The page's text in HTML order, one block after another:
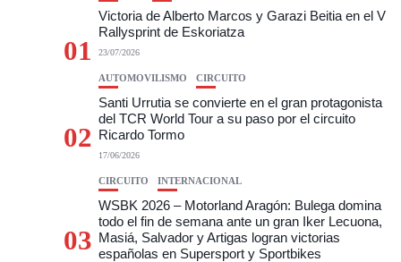
01
Victoria de Alberto Marcos y Garazi Beitia en el V
Rallysprint de Eskoriatza
23/07/2026
02
AUTOMOVILISMO CIRCUITO
Santi Urrutia se convierte en el gran protagonista
del TCR World Tour a su paso por el circuito
Ricardo Tormo
17/06/2026
03
CIRCUITO INTERNACIONAL
WSBK 2026 – Motorland Aragón: Bulega domina
todo el fin de semana ante un gran Iker Lecuona,
Masiá, Salvador y Artigas logran victorias
españolas en Supersport y Sportbikes